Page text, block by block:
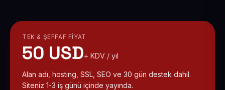
TEK & ŞEFFAF FIYAT
50 USD+ KDV / yıl
Alan adı, hosting, SSL, SEO ve 30 gün destek dahil.
Siteniz 1-3 iş günü içinde yayında.